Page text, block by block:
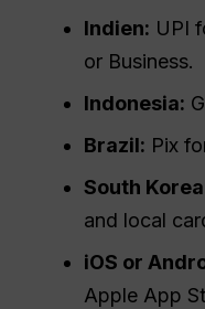
Indien: UPI
or Business.
Indonesia:
Brazil: Pix
South
and local
iOS or
Apple App